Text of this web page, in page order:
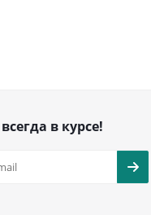
в курсе!